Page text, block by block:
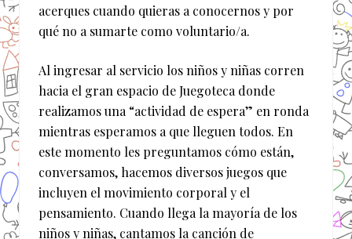
acerques cuando quieras a conocernos y por
qué no a sumarte como voluntario/a.
Al ingresar al servicio los niños y niñas corren
hacia el gran espacio de Juegoteca donde
realizamos una “actividad de espera” en ronda
mientras esperamos a que lleguen todos. En
este momento les preguntamos cómo están,
conversamos, hacemos diversos juegos que
incluyen el movimiento corporal y el
pensamiento. Cuando llega la mayoría de los
niños y niñas, cantamos la canción de